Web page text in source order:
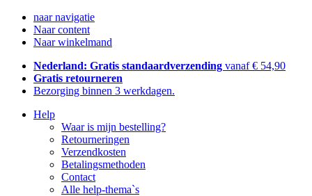
naar navigatie
Naar content
Naar winkelmand
Nederland: Gratis standaardverzending vanaf € 54,90
Gratis retourneren
Bezorging binnen 3 werkdagen.
Help
Waar is mijn bestelling?
Retourneringen
Verzendkosten
Betalingsmethoden
Contact
Alle help-thema`s